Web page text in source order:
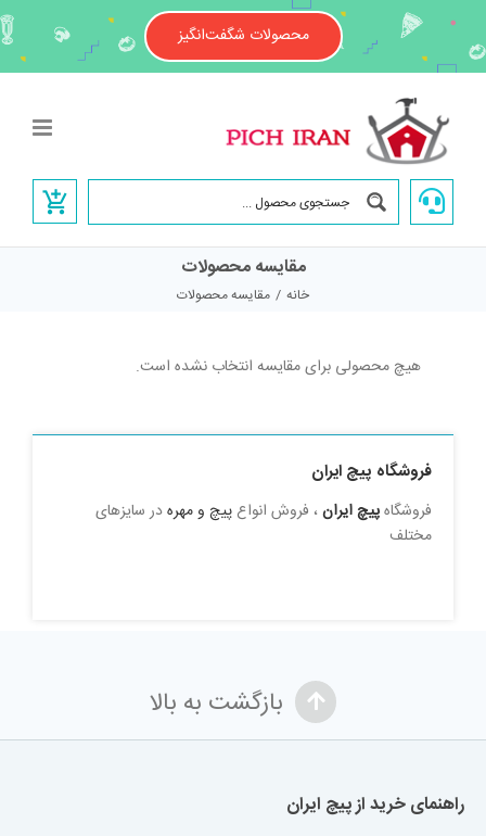
content
محصولات شگفت‌انگیز
مقایسه محصولات
خانه / مقایسه محصولات
هیچ محصولی برای مقایسه انتخاب نشده است.
فروشگاه پیچ ایران
فروشگاهپیچ ایران، فروش انواع پیچ و مهرهدر سایزهای
مختلف
بازگشت به بالا
راهنمای خرید از پیچ ایران